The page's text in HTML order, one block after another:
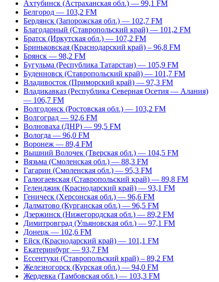
Ахтубинск (Астраханская обл.) — 99,1 FM
Белгород — 103,2 FM
Бердянск (Запорожская обл.) — 102,7 FM
Благодарный (Ставропольский край) — 101,2 FM
Братск (Иркутская обл.) — 107,2 FM
Бриньковская (Краснодарский край) – 96,8 FM
Брянск — 98,2 FM
Бугульма (Республика Татарстан) — 105,9 FM
Буденновск (Ставропольский край) — 101,7 FM
Владивосток (Приморский край) — 97,3 FM
Владикавказ (Республика Северная Осетия — Алания)
— 106,7 FM
Волгодонск (Ростовская обл.) — 103,2 FM
Волгоград — 92,6 FM
Волноваха (ДНР) — 99,5 FM
Вологда — 96,0 FM
Воронеж — 89,4 FM
Вышний Волочек (Тверская обл.) — 104,5 FM
Вязьма (Смоленская обл.) — 88,3 FM
Гагарин (Смоленская обл.) — 95,3 FM
Галюгаевская (Ставропольский край) — 89,8 FM
Геленджик (Краснодарский край) — 93,1 FM
Геническ (Херсонская обл.) — 96,6 FM
Далматово (Курганская обл.) — 96,5 FM
Дзержинск (Нижегородская обл.) — 89,2 FM
Димитровград (Ульяновская обл.) — 97,1 FM
Донецк — 102,6 FM
Ейск (Краснодарский край) — 101,1 FM
Екатеринбург — 93,7 FM
Ессентуки (Ставропольский край) – 89,2 FM
Железногорск (Курская обл.) — 94,0 FM
Жердевка (Тамбовская обл.) — 103,3 FM